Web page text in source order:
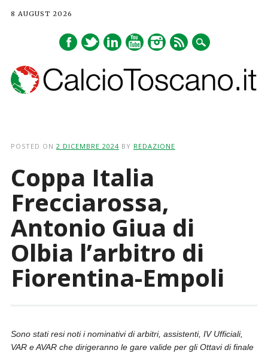
8 AUGUST 2026
POSTED ON 2 DICEMBRE 2024 BY REDAZIONE
Coppa Italia
Frecciarossa,
Antonio Giua di
Olbia l’arbitro di
Fiorentina-Empoli
Sono stati resi noti i nominativi di arbitri, assistenti, IV Ufficiali,
VAR e AVAR che dirigeranno le gare valide per gli Ottavi di finale